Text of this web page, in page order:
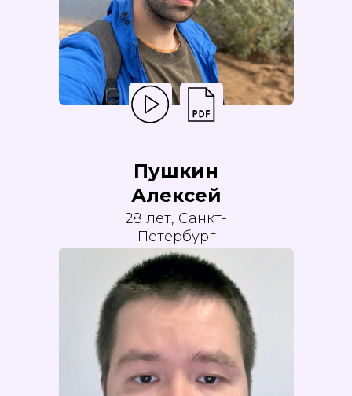
Пушкин
Алексей
28 лет, Санкт-
Петербург